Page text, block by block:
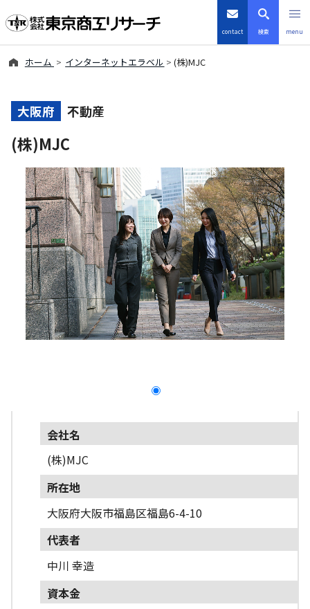
contact 検索 menu
優良企業サイト
会社案内
商品・サービス
導入事例
採用情報
ホーム インターネットエラベル (株)MJC
大阪府 不動産
(株)MJC
会社名
(株)MJC
所在地
大阪府大阪市福島区福島6-4-10
代表者
中川 幸造
資本金